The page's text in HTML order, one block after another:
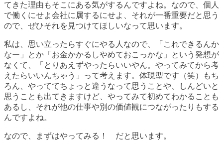
てきた理由もそこにある気がするんですよね。なので、個人
で働くにせよ会社に属するにせよ、それが一番重要だと思う
ので、ぜひそれを見つけてほしいなって思います。
私は、思い立ったらすぐにやる人なので、「これできるんか
なー」とか「お金かかるしやめておこっかな」という発想が
なくて、「とりあえずやったらいいやん。やってみてから考
えたらいいんちゃう」って考えます。体現型です（笑）もち
ろん、やっててちょっと違うなって思うことや、しんどいと
思うことも出てきますけど、やってみて初めてわかることも
あるし、それが他の仕事や別の価値観につながったりもする
んですよね。
なので、まずはやってみる！ だと思います。